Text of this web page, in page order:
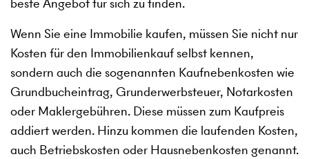
Wenn Sie eine Immobilie kaufen, müssen Sie nicht nur
Kosten für den Immobilienkauf selbst kennen,
sondern auch die sogenannten Kaufnebenkosten wie
Grundbucheintrag, Grunderwerbsteuer, Notarkosten
oder Maklergebühren. Diese müssen zum Kaufpreis
addiert werden. Hinzu kommen die laufenden Kosten,
auch Betriebskosten oder Hausnebenkosten genannt.